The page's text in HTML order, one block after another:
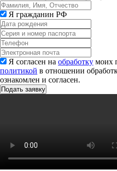
Я гражданин РФ
Я согласен на обработку моих
политикой в отношении
ознакомлен и согласен.